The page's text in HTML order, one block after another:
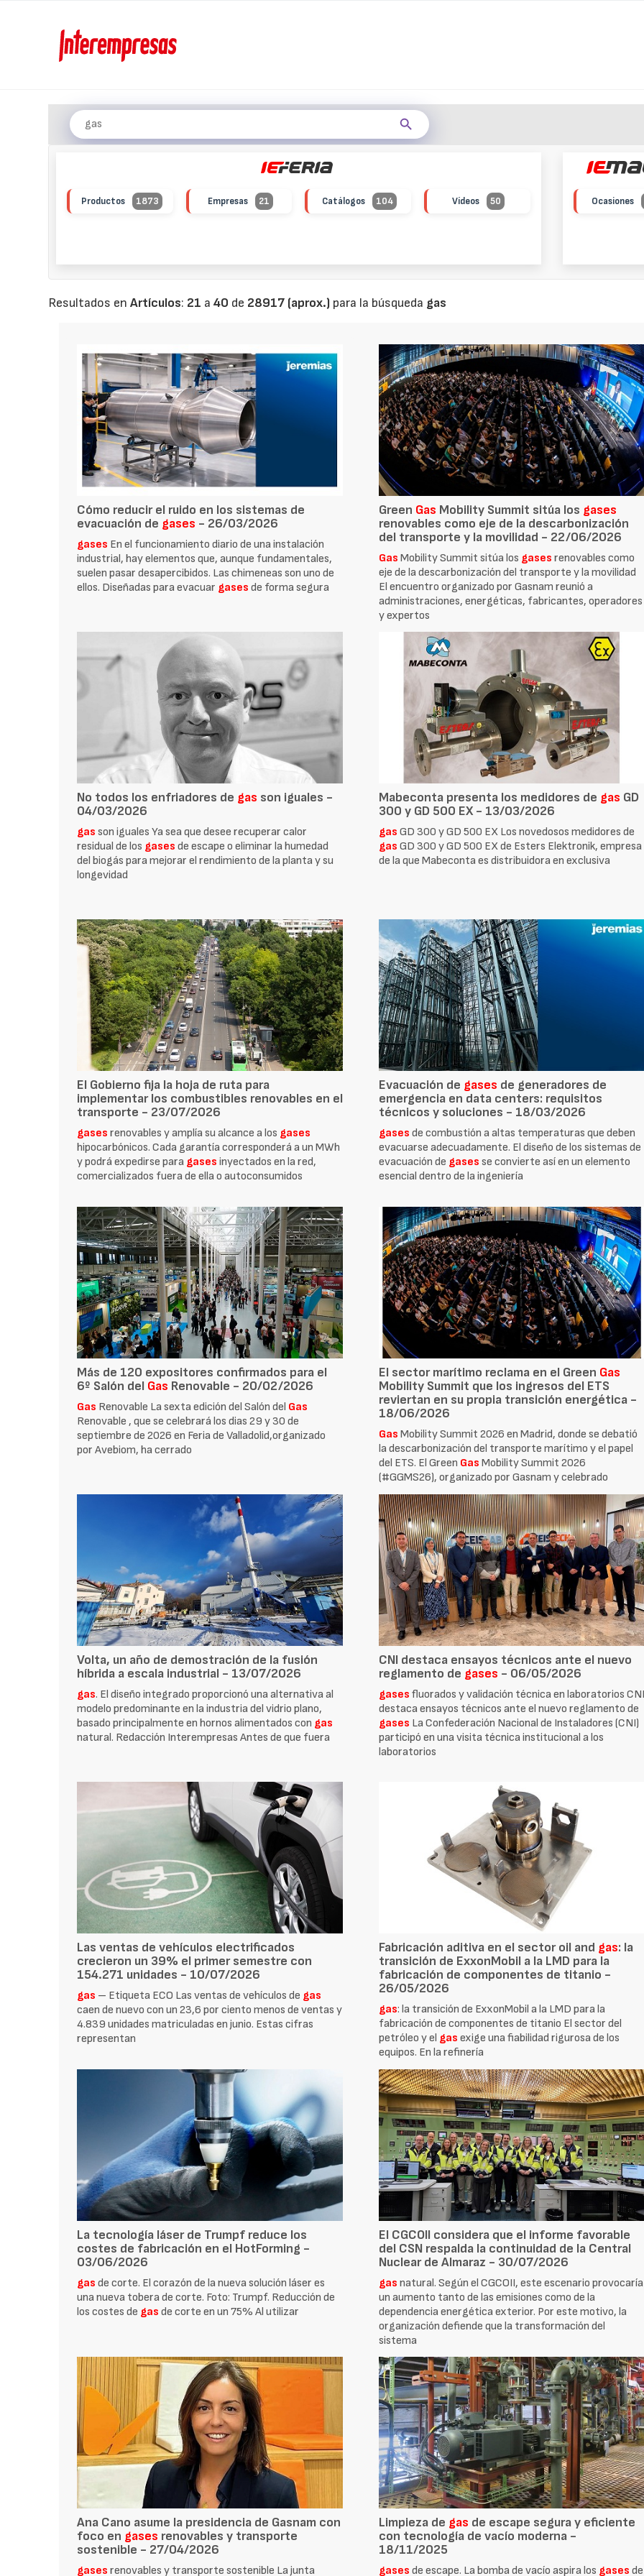
Productos 1873 Empresas 21 Catálogos 104 Vídeos 50 Ocasiones
Resultados enArtículos: 21 a40 de 28917 (aprox.) para la búsqueda gas
Cómo reducir el ruido en los sistemas de
evacuación de gases - 26/03/2026
gases En el funcionamiento diario de una instalación
industrial, hay elementos que, aunque fundamentales,
suelen pasar desapercibidos. Las chimeneas son uno de
ellos. Diseñadas para evacuar gases de forma segura
Green Gas Mobility Summit sitúa los gases
renovables como eje de la descarbonización
del transporte y la movilidad - 22/06/2026
Gas Mobility Summit sitúa los gases renovables como
eje de la descarbonización del transporte y la movilidad
El encuentro organizado por Gasnam reunió a
administraciones, energéticas, fabricantes, operadores
y expertos
No todos los enfriadores de gas son iguales -
04/03/2026
gas son iguales Ya sea que desee recuperar calor
residual de los gases de escape o eliminar la humedad
del biogás para mejorar el rendimiento de la planta y su
longevidad
Mabeconta presenta los medidores de gas GD
300 y GD 500 EX - 13/03/2026
gas GD 300 y GD 500 EX Los novedosos medidores de
gas GD 300 y GD 500 EX de Esters Elektronik, empresa
de la que Mabeconta es distribuidora en exclusiva
El Gobierno fija la hoja de ruta para
implementar los combustibles renovables en el
transporte - 23/07/2026
gases renovables y amplía su alcance a los gases
hipocarbónicos. Cada garantía corresponderá a un MWh
y podrá expedirse para gases inyectados en la red,
comercializados fuera de ella o autoconsumidos
Evacuación de gases de generadores de
emergencia en data centers: requisitos
técnicos y soluciones - 18/03/2026
gases de combustión a altas temperaturas que deben
evacuarse adecuadamente. El diseño de los sistemas de
evacuación de gases se convierte así en un elemento
esencial dentro de la ingeniería
Más de 120 expositores confirmados para el
6º Salón del Gas Renovable - 20/02/2026
Gas Renovable La sexta edición del Salón del Gas
Renovable , que se celebrará los dias 29 y 30 de
septiembre de 2026 en Feria de Valladolid,organizado
por Avebiom, ha cerrado
El sector marítimo reclama en el Green Gas
Mobility Summit que los ingresos del ETS
reviertan en su propia transición energética -
18/06/2026
Gas Mobility Summit 2026 en Madrid, donde se debatió
la descarbonización del transporte marítimo y el papel
del ETS. El Green Gas Mobility Summit 2026
(#GGMS26), organizado por Gasnam y celebrado
Volta, un año de demostración de la fusión
híbrida a escala industrial - 13/07/2026
gas. El diseño integrado proporcionó una alternativa al
modelo predominante en la industria del vidrio plano,
basado principalmente en hornos alimentados con gas
natural. Redacción Interempresas Antes de que fuera
CNI destaca ensayos técnicos ante el nuevo
reglamento de gases - 06/05/2026
gases fluorados y validación técnica en laboratorios
destaca ensayos técnicos ante el nuevo reglamento de
gases La Confederación Nacional de Instaladores (CNI)
participó en una visita técnica institucional a los
laboratorios
Las ventas de vehículos electrificados
crecieron un 39% el primer semestre con
154.271 unidades - 10/07/2026
gas – Etiqueta ECO Las ventas de vehículos de gas
caen de nuevo con un 23,6 por ciento menos de ventas y
4.839 unidades matriculadas en junio. Estas cifras
representan
Fabricación aditiva en el sector oil and gas: la
transición de ExxonMobil a la LMD para la
fabricación de componentes de titanio -
26/05/2026
gas: la transición de ExxonMobil a la LMD para la
fabricación de componentes de titanio El sector del
petróleo y el gas exige una fiabilidad rigurosa de los
equipos. En la refinería
La tecnología láser de Trumpf reduce los
costes de fabricación en el HotForming -
03/06/2026
gas de corte. El corazón de la nueva solución láser es
una nueva tobera de corte. Foto: Trumpf. Reducción de
los costes de gas de corte en un 75% Al utilizar
El CGCOII considera que el informe favorable
del CSN respalda la continuidad de la Central
Nuclear de Almaraz - 30/07/2026
gas natural. Según el CGCOII, este escenario provocaría
un aumento tanto de las emisiones como de la
dependencia energética exterior. Por este motivo, la
organización defiende que la transformación del
sistema
Ana Cano asume la presidencia de Gasnam con
foco en gases renovables y transporte
sostenible - 27/04/2026
gases renovables y transporte sostenible La junta
Limpieza de gas de escape segura y eficiente
con tecnología de vacío moderna -
18/11/2025
gases de escape. La bomba de vacío aspira los gases de